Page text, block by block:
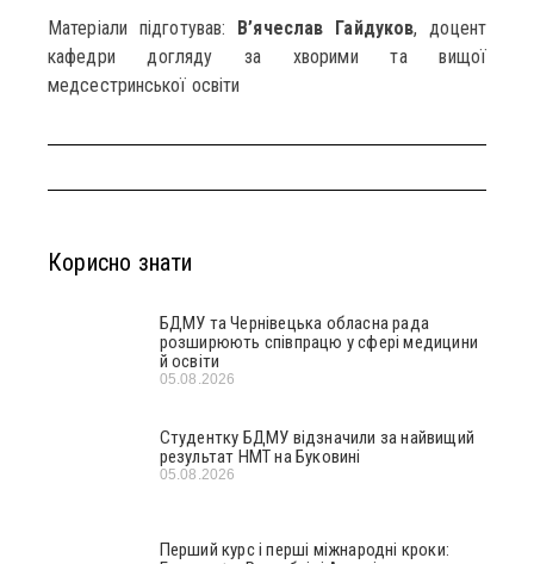
Матеріали підготував: В’ячеслав Гайдуков, доцент
кафедри догляду за хворими та вищої
медсестринської освіти
Корисно знати
БДМУ та Чернівецька обласна рада
розширюють співпрацю у сфері медицини
й освіти
05.08.2026
Студентку БДМУ відзначили за найвищий
результат НМТ на Буковині
05.08.2026
Перший курс і перші міжнародні кроки: